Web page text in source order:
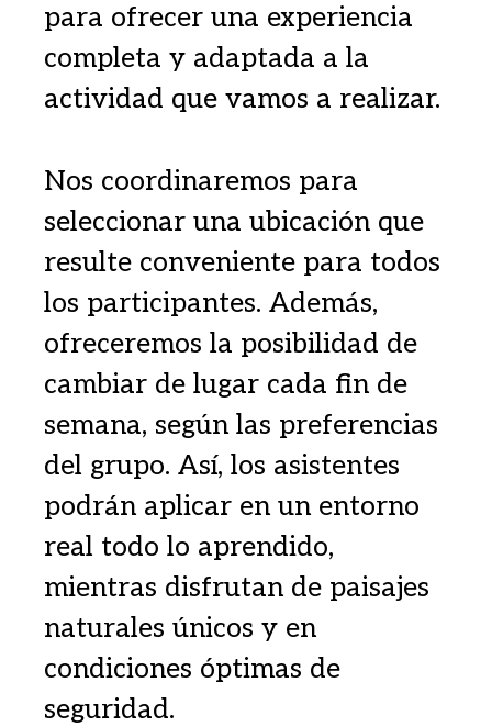
para ofrecer una experiencia
completa y adaptada a la
actividad que vamos a realizar.
Nos coordinaremos para
seleccionar una ubicación que
resulte conveniente para todos
los participantes. Además,
ofreceremos la posibilidad de
cambiar de lugar cada fin de
semana, según las preferencias
del grupo. Así, los asistentes
podrán aplicar en un entorno
real todo lo aprendido,
mientras disfrutan de paisajes
naturales únicos y en
condiciones óptimas de
seguridad.